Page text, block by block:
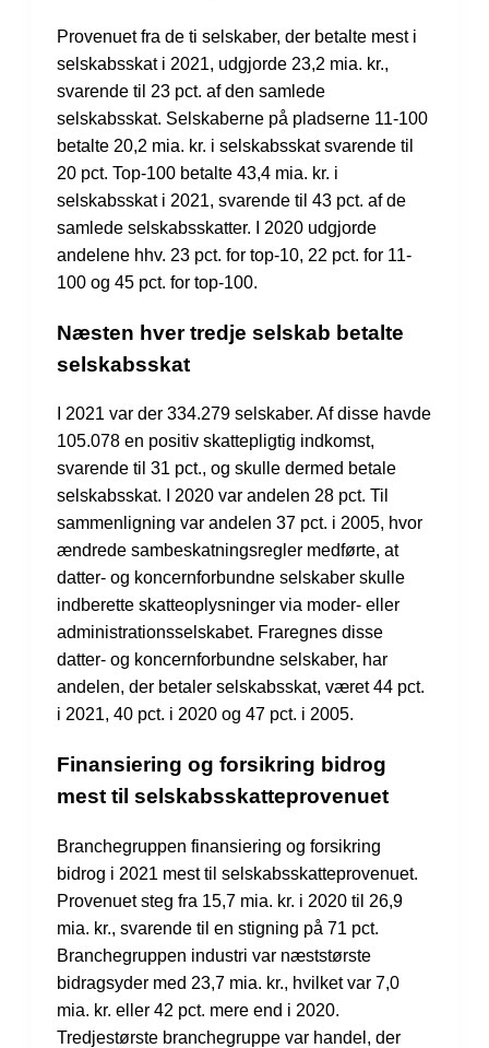
Provenuet fra de ti selskaber, der betalte mest i
selskabsskat i 2021, udgjorde 23,2 mia. kr.,
svarende til 23 pct. af den samlede
selskabsskat. Selskaberne på pladserne 11-100
betalte 20,2 mia. kr. i selskabsskat svarende til
20 pct. Top-100 betalte 43,4 mia. kr. i
selskabsskat i 2021, svarende til 43 pct. af de
samlede selskabsskatter. I 2020 udgjorde
andelene hhv. 23 pct. for top-10, 22 pct. for 11-
100 og 45 pct. for top-100.
Næsten hver tredje selskab betalte
selskabsskat
I 2021 var der 334.279 selskaber. Af disse havde
105.078 en positiv skattepligtig indkomst,
svarende til 31 pct., og skulle dermed betale
selskabsskat. I 2020 var andelen 28 pct. Til
sammenligning var andelen 37 pct. i 2005, hvor
ændrede sambeskatningsregler medførte, at
datter- og koncernforbundne selskaber skulle
indberette skatteoplysninger via moder- eller
administrationsselskabet. Fraregnes disse
datter- og koncernforbundne selskaber, har
andelen, der betaler selskabsskat, været 44 pct.
i 2021, 40 pct. i 2020 og 47 pct. i 2005.
Finansiering og forsikring bidrog
mest til selskabsskatteprovenuet
Branchegruppen finansiering og forsikring
bidrog i 2021 mest til selskabsskatteprovenuet.
Provenuet steg fra 15,7 mia. kr. i 2020 til 26,9
mia. kr., svarende til en stigning på 71 pct.
Branchegruppen industri var næststørste
bidragsyder med 23,7 mia. kr., hvilket var 7,0
mia. kr. eller 42 pct. mere end i 2020.
Tredjestørste branchegruppe var handel, der